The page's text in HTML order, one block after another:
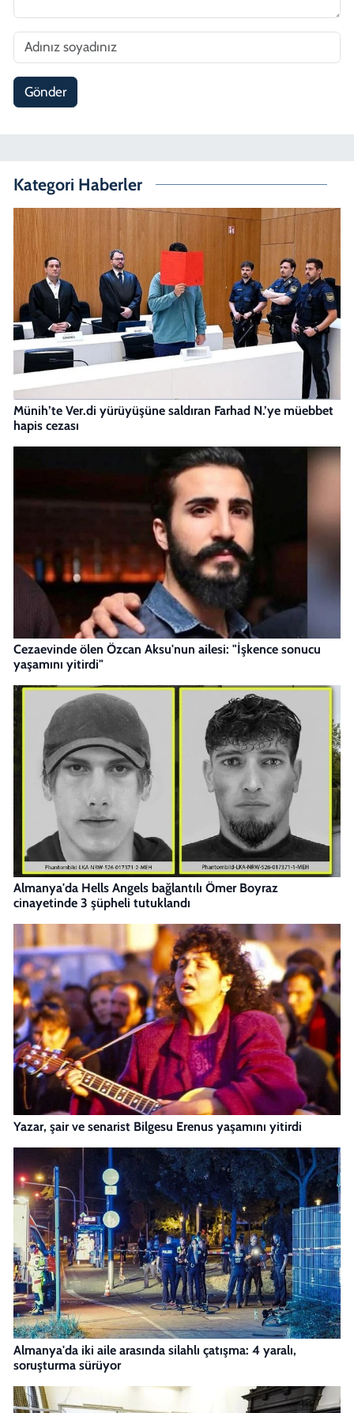
Gönder
Kategori Haberler
Münih’te Ver.di yürüyüşüne saldıran Farhad N.’ye müebbet
hapis cezası
Cezaevinde ölen Özcan Aksu'nun ailesi: "İşkence sonucu
yaşamını yitirdi"
Almanya'da Hells Angels bağlantılı Ömer Boyraz
cinayetinde 3 şüpheli tutuklandı
Yazar, şair ve senarist Bilgesu Erenus yaşamını yitirdi
Almanya'da iki aile arasında silahlı çatışma: 4 yaralı,
soruşturma sürüyor